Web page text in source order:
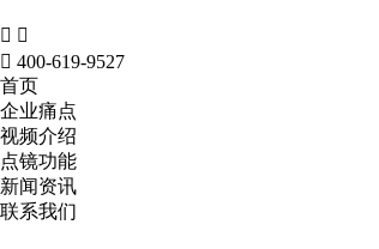
 
 400-619-9527
首页
企业痛点
视频介绍
点镜功能
新闻资讯
联系我们